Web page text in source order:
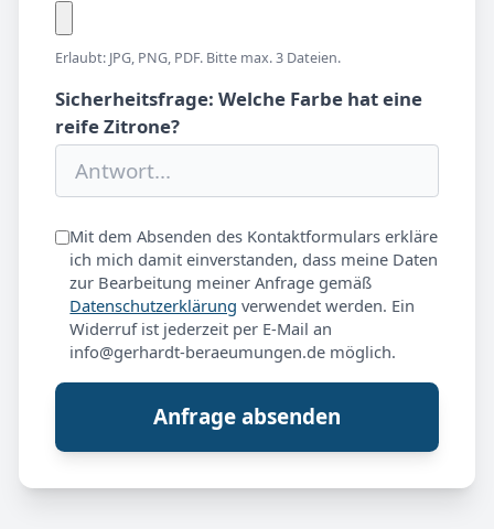
Erlaubt: JPG, PNG, PDF. Bitte max. 3 Dateien.
Sicherheitsfrage: Welche Farbe hat eine
reife Zitrone?
Mit dem Absenden des Kontaktformulars erkläre
ich mich damit einverstanden, dass meine Daten
zur Bearbeitung meiner Anfrage gemäß
Datenschutzerklärung verwendet werden. Ein
Widerruf ist jederzeit per E-Mail an
info@gerhardt-beraeumungen.de möglich.
Anfrage absenden